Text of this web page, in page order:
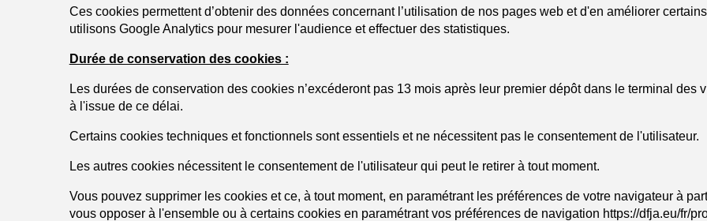
Ces cookies permettent d’obtenir des données concernant l’utilisation de nos pages web et d'en améliorer
utilisons Google Analytics pour mesurer l'audience et effectuer des statistiques.
Durée de conservation des cookies :
Les durées de conservation des cookies n’excéderont pas 13 mois après leur premier dépôt dans le terminal
à l'issue de ce délai.
Certains cookies techniques et fonctionnels sont essentiels et ne nécessitent pas le consentement de l'utilisateur.
Les autres cookies nécessitent le consentement de l'utilisateur qui peut le retirer à tout moment.
Vous pouvez supprimer les cookies et ce, à tout moment, en paramétrant les préférences de votre navigateur à
vous opposer à l'ensemble ou à certains cookies en paramétrant vos préférences de navigation https://dfja.eu/fr/